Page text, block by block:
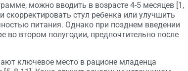
можно вводить в возрасте 4-5 месяцев [1,
стул ребенка или улучшить
питания. Однако при позднем введении
втором полугодии, предпочтительно после
ключевое место в рационе младенца